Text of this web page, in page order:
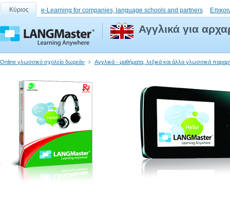
Κύριος e-Learning for companies, language schools and partners
Αγγλικά για
Online γλωσσικό σχολείο δωρεάν Αγγλικά - μαθήματα, λεξικά και άλλα γλωσσικά